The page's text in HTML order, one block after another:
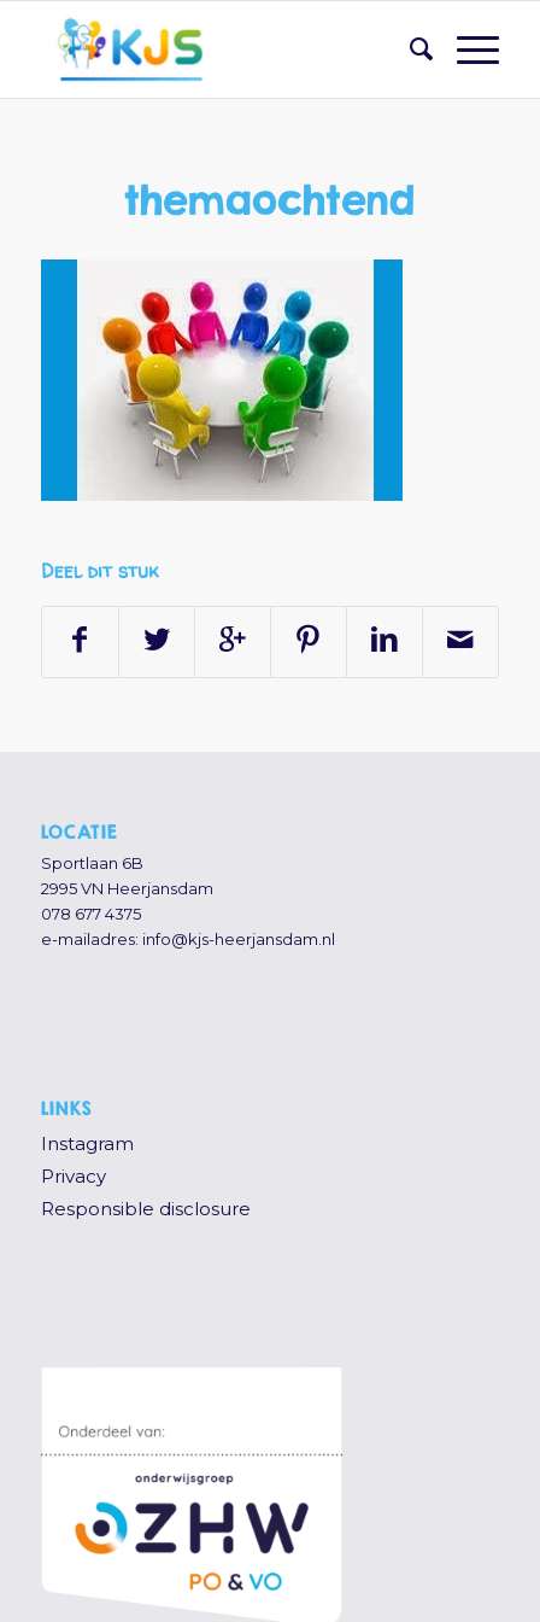
themaochtend
Deel dit stuk
LOCATIE
Sportlaan 6B
2995 VN Heerjansdam
078 677 4375
e-mailadres: info@kjs-heerjansdam.nl
LINKS
Instagram
Privacy
Responsible disclosure